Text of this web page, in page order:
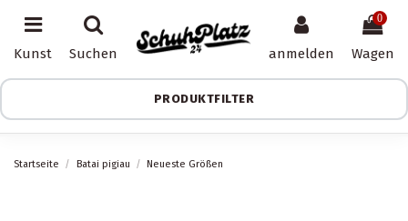
Kunst Suchen anmelden
0
Wagen
PRODUKTFILTER
Startseite Batai pigiau Neueste Größen